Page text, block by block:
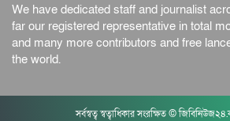
We have dedicated staff and journalist
far our registered representative in total
and many more contributors and free
the world.
সর্বস্বত্ব স্বত্বাধিকার সংরক্ষিত ©